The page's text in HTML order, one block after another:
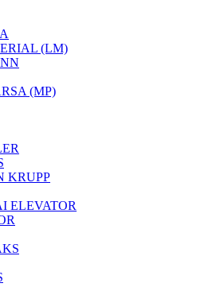
(LM)
(MP)
KRUPP
ELEVATOR